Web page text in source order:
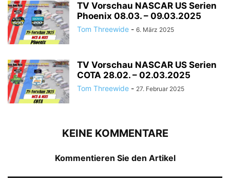
TV Vorschau NASCAR US Serien
Phoenix 08.03. – 09.03.2025
Tom Threewide - 6. März 2025
TV Vorschau NASCAR US Serien
COTA 28.02. – 02.03.2025
Tom Threewide - 27. Februar 2025
KEINE KOMMENTARE
Kommentieren Sie den Artikel